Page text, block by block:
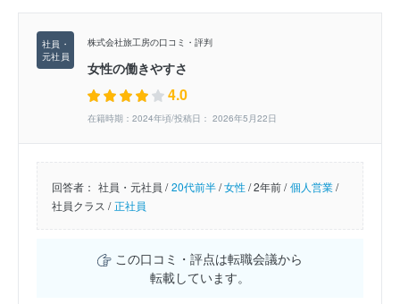
株式会社旅工房の口コミ・評判
女性の働きやすさ
4.0
在籍時期：2024年頃/投稿日： 2026年5月22日
回答者： 社員・元社員 / 20代前半/女性/2年前 / 個人営業/
社員クラス / 正社員
この口コミ・評点は転職会議から
転載しています。